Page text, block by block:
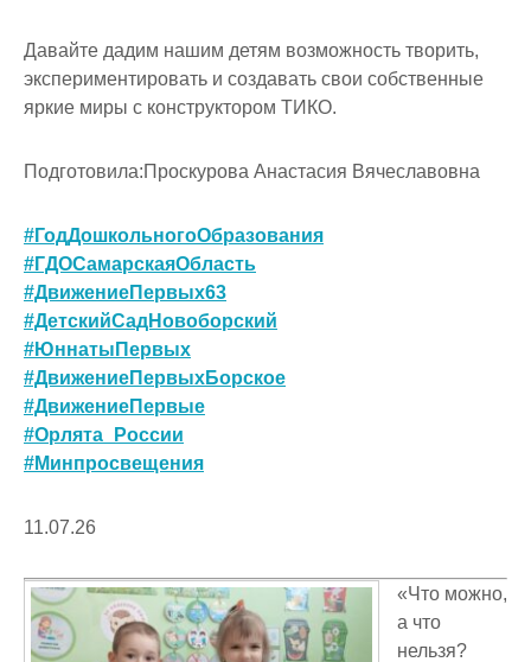
Давайте дадим нашим детям возможность творить,
экспериментировать и создавать свои собственные
яркие миры с конструктором ТИКО.
Подготовила:Проскурова Анастасия Вячеславовна
#ГодДошкольногоОбразования
#ГДОСамарскаяОбласть
#ДвижениеПервых63
#ДетскийСадНовоборский
#ЮннатыПервых
#ДвижениеПервыхБорское
#ДвижениеПервые
#Орлята_России
#Минпросвещения
11.07.26
«Что можно,
а что
нельзя?